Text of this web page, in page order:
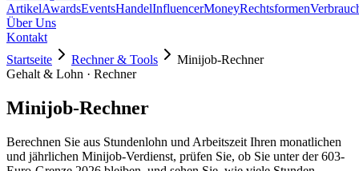
ArtikelAwardsEventsHandelInfluencerMoneyRechtsformen
Über Uns
Kontakt
Startseite
Rechner & Tools
Minijob-Rechner
Gehalt & Lohn · Rechner
Minijob-Rechner
Berechnen Sie aus Stundenlohn und Arbeitszeit Ihren monatlichen
und jährlichen Minijob-Verdienst, prüfen Sie, ob Sie unter der 603-